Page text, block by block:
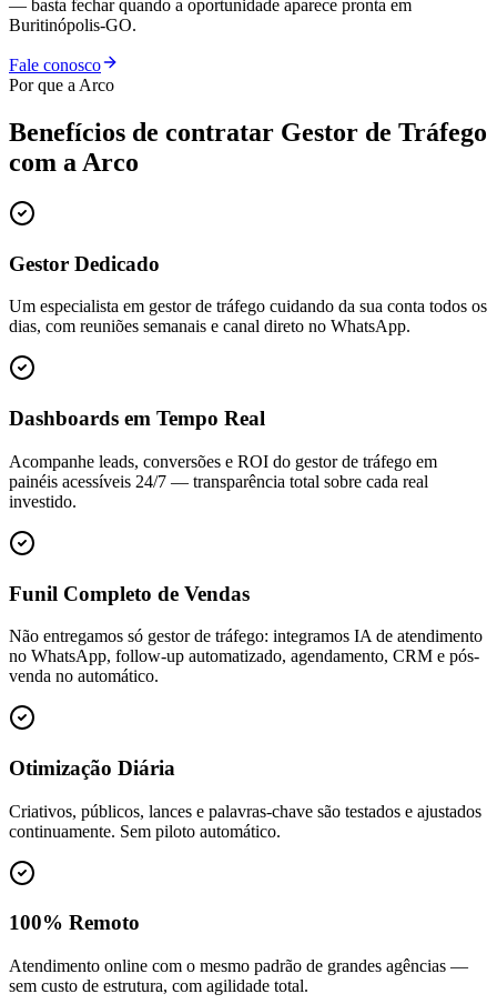
— basta fechar quando a oportunidade aparece pronta em
Buritinópolis-GO.
Fale conosco
Por que a Arco
Benefícios de contratar Gestor de Tráfego
com a Arco
Gestor Dedicado
Um especialista em gestor de tráfego cuidando da sua conta todos os
dias, com reuniões semanais e canal direto no WhatsApp.
Dashboards em Tempo Real
Acompanhe leads, conversões e ROI do gestor de tráfego em
painéis acessíveis 24/7 — transparência total sobre cada real
investido.
Funil Completo de Vendas
Não entregamos só gestor de tráfego: integramos IA de atendimento
no WhatsApp, follow-up automatizado, agendamento, CRM e pós-
venda no automático.
Otimização Diária
Criativos, públicos, lances e palavras-chave são testados e ajustados
continuamente. Sem piloto automático.
100% Remoto
Atendimento online com o mesmo padrão de grandes agências —
sem custo de estrutura, com agilidade total.